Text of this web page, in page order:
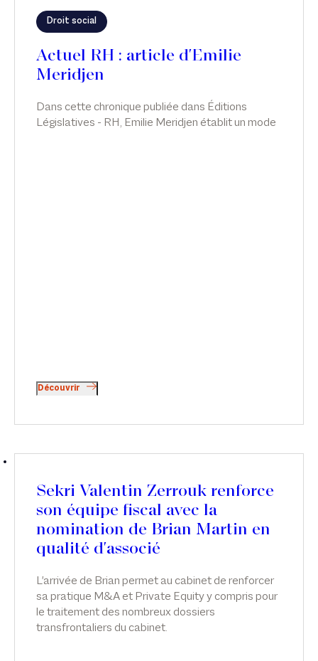
Droit social
Dans cette chronique publiée dans Éditions
Législatives - RH, Emilie Meridjen établit un mode
Actuel RH : article d'Emilie
Meridjen
Découvrir
L'arrivée de ​Brian permet au cabinet de renforcer
sa pratique M&A et Private Equity y compris pour
le traitement des nombreux dossiers
transfrontaliers du cabinet.
Sekri Valentin Zerrouk renforce
son équipe fiscal avec la
nomination de Brian Martin en
qualité d'associé